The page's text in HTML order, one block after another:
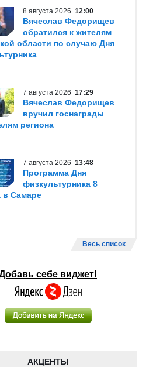
8 августа 2026 12:00
Вячеслав Федорищев
обратился к жителям
области по случаю Дня
7 августа 2026 17:29
Вячеслав Федорищев
вручил госнаграды
региона
7 августа 2026 13:48
Программа Дня
физкультурника 8
в Самаре
Весь список
себе виджет!
АКЦЕНТЫ